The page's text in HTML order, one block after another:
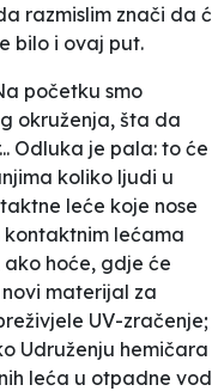
razmislim znači da
bilo i ovaj put.
početku smo
okruženja, šta da
Odluka je pala: to će
koliko ljudi u
leće koje nose
kontaktnim lećama
ako hoće, gdje će
materijal za
UV-zračenje;
Udruženju hemičara
leća u otpadne